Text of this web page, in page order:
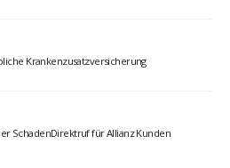
Krankenzusatzversicherung
SchadenDirektruf für Allianz Kunden